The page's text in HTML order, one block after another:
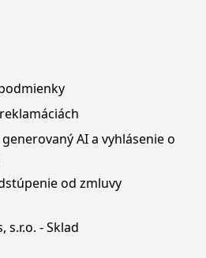
AI a vyhlásenie o
od zmluvy
s.r.o. - Sklad